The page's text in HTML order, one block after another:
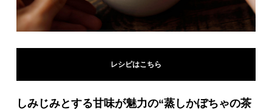
レシピはこちら
しみじみとする甘味が魅力の“蒸しかぼちゃの茶